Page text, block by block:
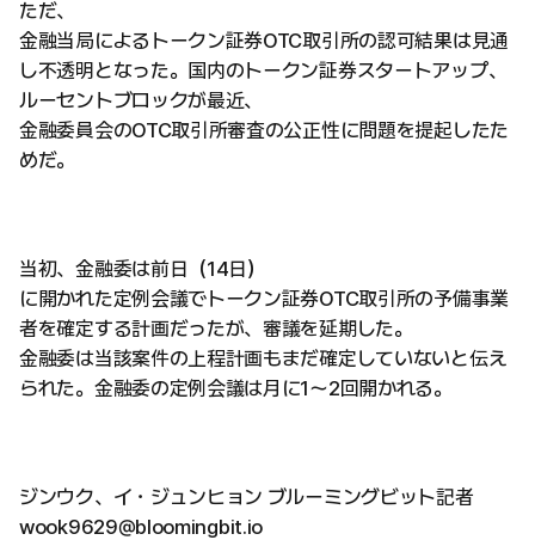
ただ、
金融当局によるトークン証券OTC取引所の認可結果は見通
し不透明となった。国内のトークン証券スタートアップ、
ルーセントブロックが最近、
金融委員会のOTC取引所審査の公正性に問題を提起したた
めだ。
当初、金融委は前日（14日）
に開かれた定例会議でトークン証券OTC取引所の予備事業
者を確定する計画だったが、審議を延期した。
金融委は当該案件の上程計画もまだ確定していないと伝え
られた。金融委の定例会議は月に1～2回開かれる。
ジンウク、イ・ジュンヒョン ブルーミングビット記者
wook9629@bloomingbit.io